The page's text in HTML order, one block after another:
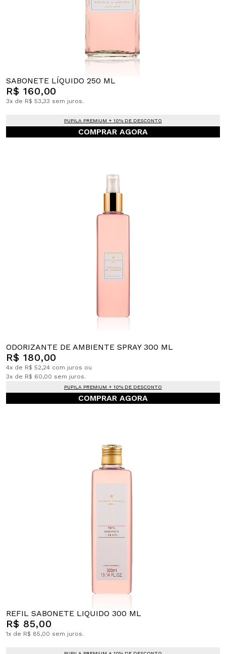
SABONETE LÍQUIDO 250 ML
R$ 160,00
3x de R$ 53,33 sem juros.
PUPILA PREMIUM + 10% DE DESCONTO
COMPRAR AGORA
ODORIZANTE DE AMBIENTE SPRAY 300 ML
R$ 180,00
4x de R$ 52,24 com juros ou
3x de R$ 60,00 sem juros.
PUPILA PREMIUM + 10% DE DESCONTO
COMPRAR AGORA
REFIL SABONETE LIQUIDO 300 ML
R$ 85,00
1x de R$ 85,00 sem juros.